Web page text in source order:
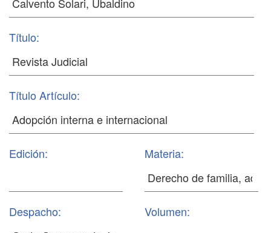
Título:
Título Artículo:
Edición: Materia:
Despacho: Volumen: